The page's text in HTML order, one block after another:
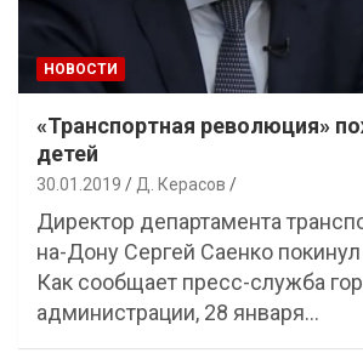
НОВОСТИ
«Транспортная революция»
детей
30.01.2019 Д. Керасов
Директор департамента
на-Дону Сергей Саенко
Как сообщает пресс-служба
администрации, 28 января…